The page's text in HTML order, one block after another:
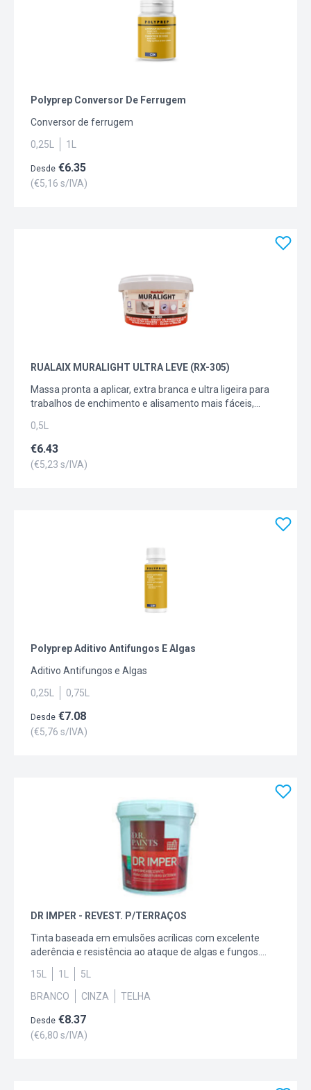
Polyprep Conversor De Ferrugem
Conversor de ferrugem
0,25L
1L
Desde €6.35
(€5,16 s/IVA)
RUALAIX MURALIGHT ULTRA LEVE (RX-305)
Massa pronta a aplicar, extra branca e ultra ligeira para
trabalhos de enchimento e alisamento mais fáceis,
Secagem rápida, sem retração ou abatimento em
fissuras profundas. Uso interior e exterior. Permite um
trabalho rápido, eficaz com grande facilidade. Apta para
reparar os defeitos na madeira. Também indicada para
0,5L
€6.43
(€5,23 s/IVA)
Polyprep Aditivo Antifungos E Algas
Aditivo Antifungos e Algas
0,25L
0,75L
Desde €7.08
(€5,76 s/IVA)
DR IMPER - REVEST. P/TERRAÇOS
Tinta baseada em emulsões acrílicas com excelente
aderência e resistência ao ataque de algas e fungos.
Permite omitir fissuras dinâmicas do suporte até 0,5
mm. O DR Imper é pisável mas não transitável.
Recomendamos a aplicação no exterior, sobre todo o
impermeabilizar superfícies horizontais.
15L 1L
5L
BRANCO
CINZA TELHA
Desde €8.37
(€6,80 s/IVA)